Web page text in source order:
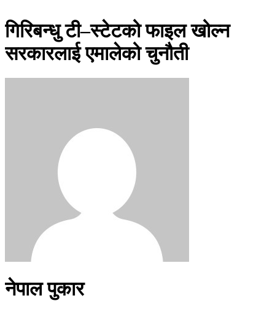
गिरिबन्धु टी–स्टेटको फाइल खोल्न
सरकारलाई एमालेको चुनौती
नेपाल पुकार